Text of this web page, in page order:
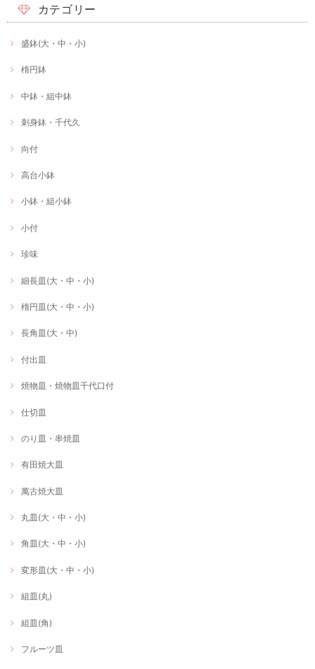
カテゴリー
盛鉢(大・中・小)
楕円鉢
中鉢・組中鉢
刺身鉢・千代久
向付
高台小鉢
小鉢・組小鉢
小付
珍味
細長皿(大・中・小)
楕円皿(大・中・小)
長角皿(大・中)
付出皿
焼物皿・焼物皿千代口付
仕切皿
のり皿・串焼皿
有田焼大皿
萬古焼大皿
丸皿(大・中・小)
角皿(大・中・小)
変形皿(大・中・小)
組皿(丸)
組皿(角)
フルーツ皿